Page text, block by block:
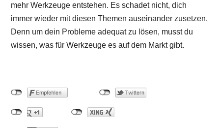
mehr Werkzeuge entstehen. Es schadet nicht, dich
immer wieder mit diesen Themen auseinander zusetzen.
Denn um dein Probleme adequat zu lösen, musst du
wissen, was für Werkzeuge es auf dem Markt gibt.